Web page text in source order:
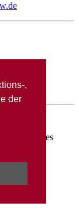
,
der
Projekt des